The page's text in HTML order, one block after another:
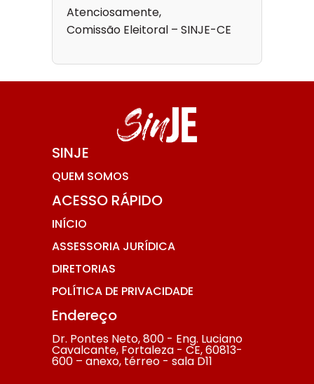
Atenciosamente,
Comissão Eleitoral – SINJE-CE
SINJE
QUEM SOMOS
ACESSO RÁPIDO
INÍCIO
ASSESSORIA JURÍDICA
DIRETORIAS
POLÍTICA DE PRIVACIDADE
Endereço
Dr. Pontes Neto, 800 - Eng. Luciano
Cavalcante, Fortaleza - CE, 60813-
600 – anexo, térreo - sala D11